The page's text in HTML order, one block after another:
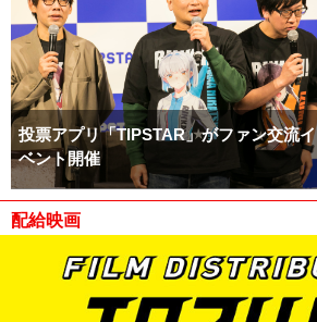
投票アプリ「TIPSTAR」がファン交流イ
ベント開催
配給映画